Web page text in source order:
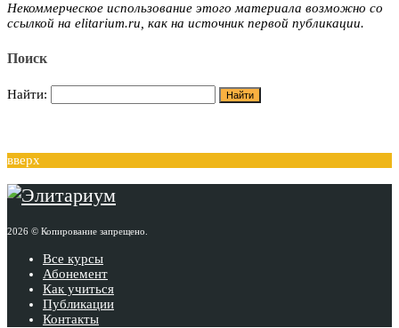
Некоммерческое использование этого материала возможно со
ссылкой на elitarium.ru, как на источник первой публикации.
Поиск
Найти:
вверх
2026 © Копирование запрещено.
Все курсы
Абонемент
Как учиться
Публикации
Контакты